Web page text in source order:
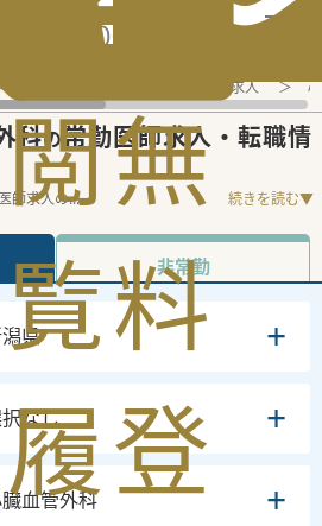
閲
覧
履
無
料
登
新潟県 医師求人
科の 常勤医師求人・転職情
師求人の... 続きを読む▼
非常勤
県
なし
血管外科